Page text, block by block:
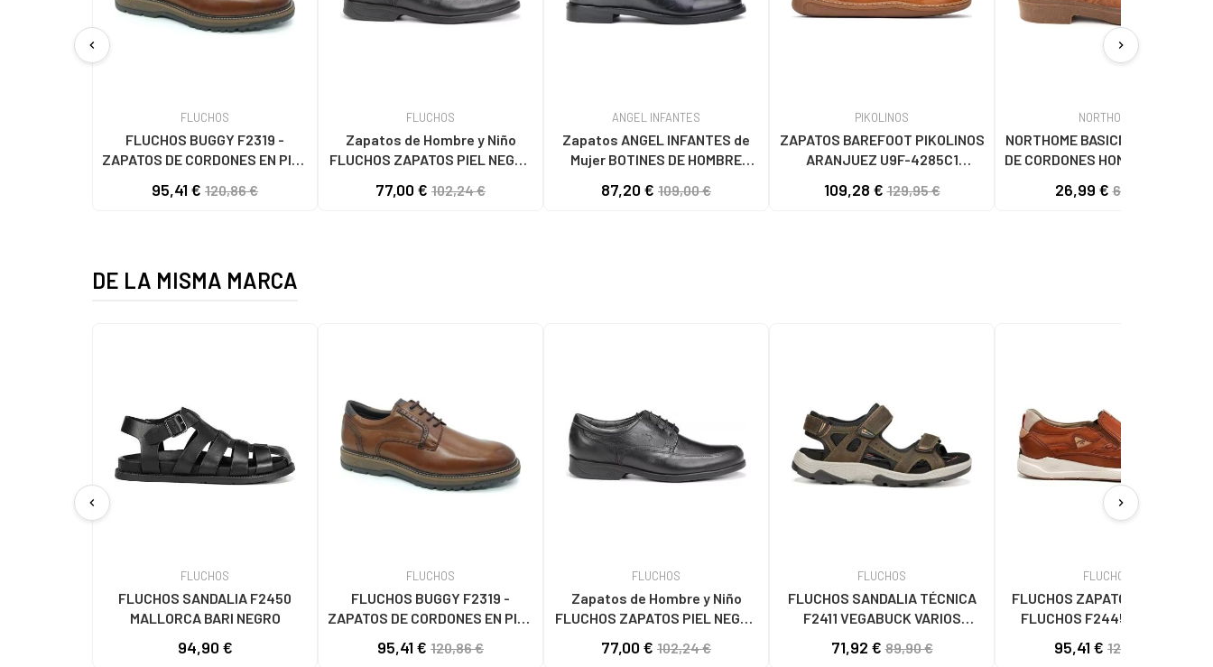
chevron_left
FLUCHOS
FLUCHOS BUGGY F2319 -
ZAPATOS DE CORDONES EN PIEL
95,41 € 120,86 €
FLUCHOS
Zapatos de Hombre y Niño
FLUCHOS ZAPATOS PIEL NEGRO
8903 NEGRO-STK MAITRE
77,00 € 102,24 €
ANGEL INFANTES
Zapatos ANGEL INFANTES de
Mujer BOTINES DE HOMBRE
87,20 € 109,00 €
PIKOLINOS
ZAPATOS BAREFOOT PIKOLINOS
ARANJUEZ U9F-4285C1
109,28 €129,95 €
NORTHOME
NORTHOME BASICMAN ZAPATOS
DE CORDONES HOMBRE MARRÓN
26,99 €60,38 €
chevron_right
DE LA MISMA MARCA
chevron_left
FLUCHOS
FLUCHOS SANDALIA F2450
MALLORCA BARI NEGRO
94,90 €
FLUCHOS
FLUCHOS BUGGY F2319 -
ZAPATOS DE CORDONES EN PIEL
95,41 € 120,86 €
FLUCHOS
Zapatos de Hombre y Niño
FLUCHOS ZAPATOS PIEL NEGRO
8903 NEGRO-STK MAITRE
77,00 € 102,24 €
FLUCHOS
FLUCHOS SANDALIA TÉCNICA
F2411 VEGABUCK VARIOS
71,92 €89,90 €
FLUCHOS
FLUCHOS ZAPATOS DE SPORT
FLUCHOS F2445 DE CUERO
MARRóN
95,41 € 120,86 €
chevron_right